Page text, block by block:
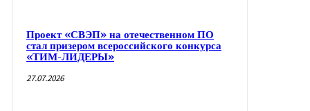
Проект «СВЭП» на отечественном ПО
стал призером всероссийского конкурса
«ТИМ-ЛИДЕРЫ»
27.07.2026